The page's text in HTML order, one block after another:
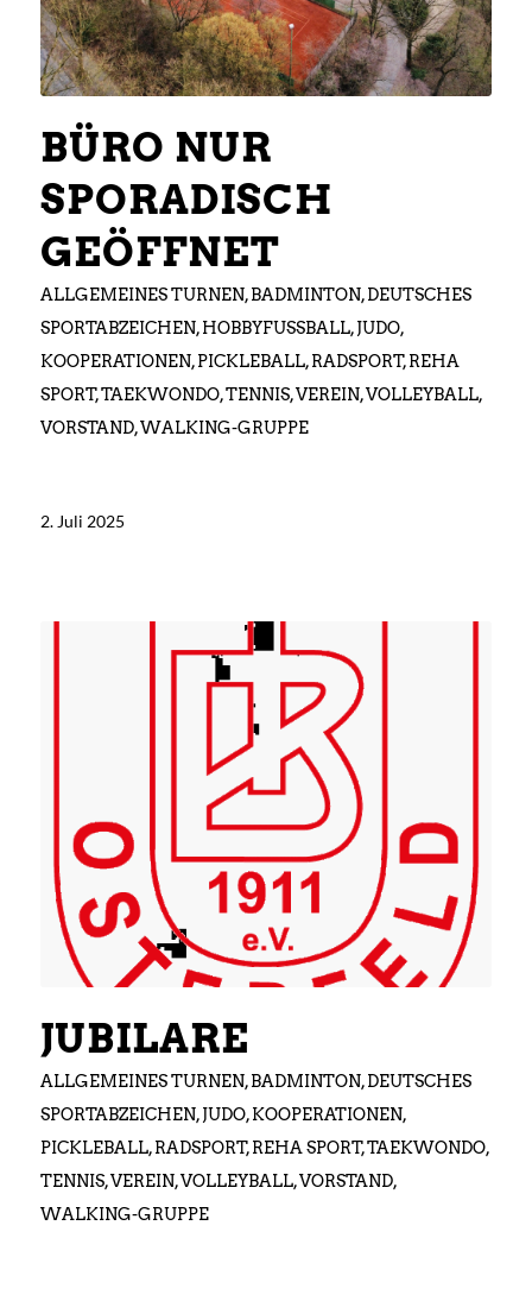
BÜRO NUR
SPORADISCH
GEÖFFNET
ALLGEMEINES TURNEN,BADMINTON,DEUTSCHES
SPORTABZEICHEN,HOBBYFUSSBALL,JUDO,
KOOPERATIONEN,PICKLEBALL,RADSPORT,REHA
SPORT,TAEKWONDO,TENNIS,VEREIN,VOLLEYBALL,
VORSTAND,WALKING-GRUPPE
2. Juli 2025
JUBILARE
ALLGEMEINES TURNEN,BADMINTON,DEUTSCHES
SPORTABZEICHEN,JUDO,KOOPERATIONEN,
PICKLEBALL,RADSPORT,REHA SPORT,TAEKWONDO,
TENNIS,VEREIN,VOLLEYBALL,VORSTAND,
WALKING-GRUPPE